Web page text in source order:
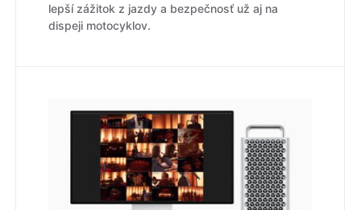
lepší zážitok z jazdy a bezpečnosť už aj na
dispeji motocyklov.